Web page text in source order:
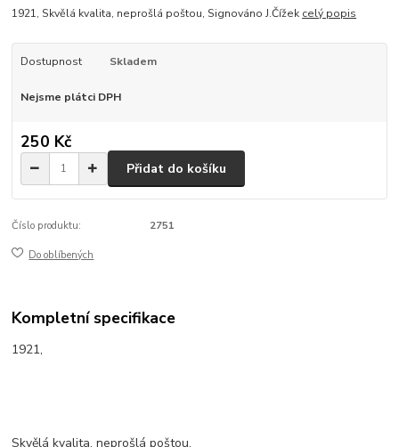
1921, Skvělá kvalita, neprošlá poštou, Signováno J.Čížek celý popis
Dostupnost Skladem
Nejsme plátci DPH
250 Kč
Přidat do košíku
Číslo produktu: 2751
Do oblíbených
Kompletní specifikace
1921,
Skvělá kvalita, neprošlá poštou,